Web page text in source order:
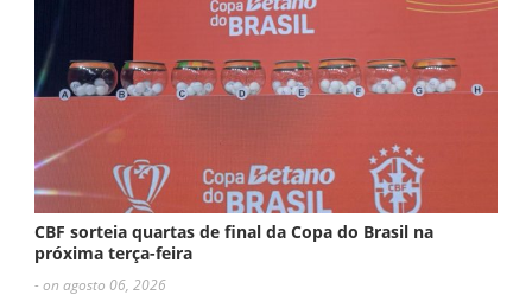
CBF sorteia quartas de final da Copa do Brasil na
próxima terça-feira
- on agosto 06, 2026